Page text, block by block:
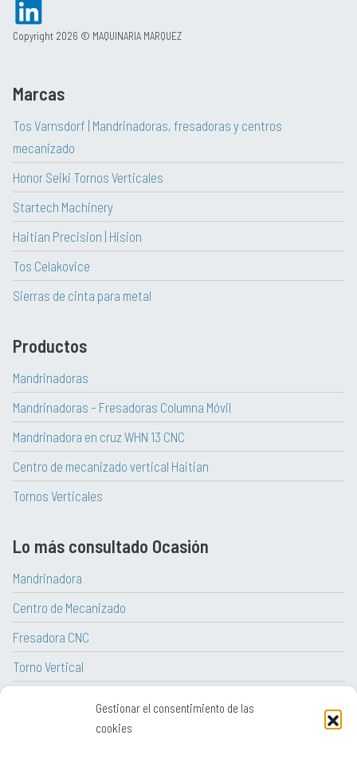
Gestionar el consentimiento de las
cookies
Copyright 2026 © MAQUINARIA MARQUEZ
Marcas
Tos Varnsdorf | Mandrinadoras, fresadoras y centros
mecanizado
Honor Seiki Tornos Verticales
Startech Machinery
Haitian Precision | Hision
Tos Celakovice
Sierras de cinta para metal
Productos
Mandrinadoras
Mandrinadoras – Fresadoras Columna Móvil
Mandrinadora en cruz WHN 13 CNC
Centro de mecanizado vertical Haitian
Tornos Verticales
Lo más consultado Ocasión
Mandrinadora
Centro de Mecanizado
Fresadora CNC
Torno Vertical
Tornos paralelos convencionales